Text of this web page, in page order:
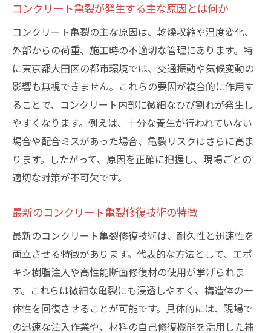
コンクリート亀裂対策が寿命に与える影響
とは
寿命延長を目指すコンクリート亀裂補修の
極意
コンクリート亀裂問題に強い維持管理ポイ
ント
コンクリート亀裂修復の材料選びと工法比較
コンクリート亀裂修復に適した材料の選定
基準
イント
コンクリート亀裂補修材と工法の最適な組
み合わせ
コンクリート亀裂修復で注意したい材料の
特性
断面修復に使うコンクリート亀裂補修材の
違い
コンクリート亀裂が発生する主な原因とは何か
コンクリート亀裂の主な原因は、乾燥収縮や温度変化、
外部からの荷重、施工時の不適切な管理にあります。特
に東京都大田区の都市環境では、交通振動や気候変動の
影響も無視できません。これらの要因が複合的に作用す
ることで、コンクリート内部に微細なひび割れが発生し
やすくなります。例えば、十分な養生が行われていない
場合や配合ミスがあった場合、亀裂リスクはさらに高ま
ります。したがって、原因を正確に把握し、現場ごとの
適切な対策が不可欠です。
最新のコンクリート亀裂修復技術の特徴
最新のコンクリート亀裂修復技術は、耐久性と迅速性を
両立させる特徴があります。代表的な方法として、エポ
キシ樹脂注入や高性能断面修復材の使用が挙げられま
す。これらは微細な亀裂にも浸透しやすく、構造体の一
体性を回復させることが可能です。具体的には、現場で
の迅速な注入作業や、材料の自己修復機能を活用した補